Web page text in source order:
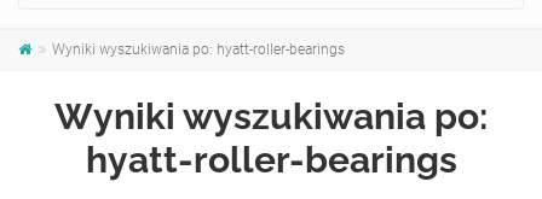
Wyniki wyszukiwania po: hyatt-roller-bearings
Wyniki wyszukiwania po:
hyatt-roller-bearings